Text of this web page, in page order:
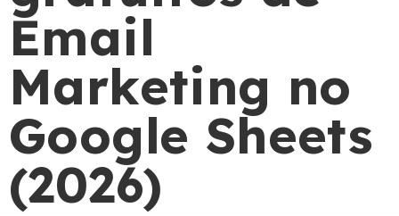
Email
Marketing no
Google Sheets
(2026)